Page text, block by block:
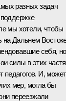
разных задач
мы хотели, чтобы
на Дальнем
себя,
силы в этих
педагогов. И, может
мер, могла бы
переезжали